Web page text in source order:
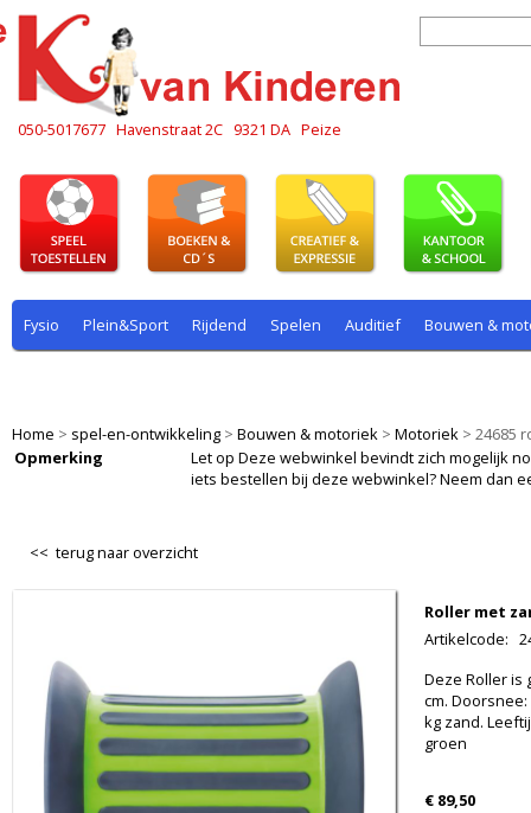
050-5017677 Havenstraat 2C 9321 DA Peize
Fysio Plein&Sport Rijdend Spelen Auditief Bouwen &
Home > spel-en-ontwikkeling > Bouwen & motoriek > Motoriek > 24685
Opmerking
Let op Deze webwinkel bevindt zich mogelijk
iets bestellen bij deze webwinkel? Neem dan
<< terug naar overzicht
Roller met
Artikelcode:
Deze Roller is
cm. Doorsnee:
kg zand.
groen
€ 89,50